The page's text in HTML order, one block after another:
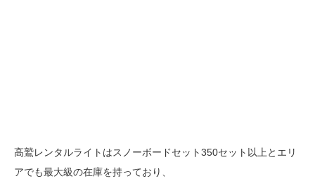
高鷲レンタルライトはスノーボードセット350セット以上とエリ
アでも最大級の在庫を持っており、